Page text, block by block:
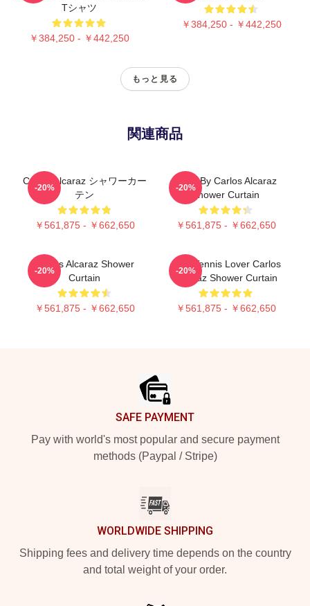
Tシャツ
￥384,250 - ￥442,250
￥384,250 - ￥442,250
もっと見る
関連商品
Carlos Alcaraz シャワーカー
テン
￥561,875 - ￥662,650
-20%
Tenis By Carlos Alcaraz
Shower Curtain
￥561,875 - ￥662,650
-20%
Carlos Alcaraz Shower
Curtain
￥561,875 - ￥662,650
-20%
Girls Tennis Lover Carlos
Alcaraz Shower Curtain
￥561,875 - ￥662,650
-20%
SAFE PAYMENT
Pay with world's most popular and secure payment
methods (Paypal / Stripe)
WORLDWIDE SHIPPING
Shipping fees and delivery time depends on the country
and total weight of your order.